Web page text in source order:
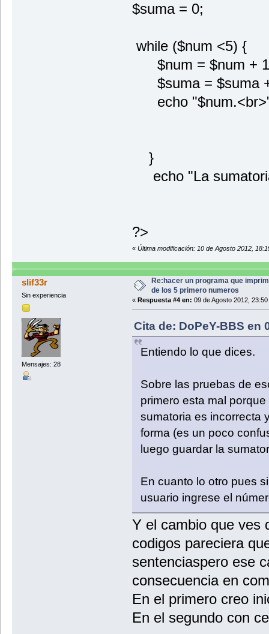
$suma = 0;
while ($num <5) {
$num = $num +
$suma = $suma
echo
}
echo "La
?>
« Última modificación: 10 de Agosto 2012,
slif33r
Sin experiencia
Mensajes: 28
Re:hacer un programa que
de los 5 primero numeros
« Respuesta #4 en: 09 de Agosto 2012, 23:50
Cita de: DoPeY-BBS en
Entiendo lo que dices.
Sobre las pruebas de
primero esta mal
sumatoria es incorrecta
forma (es un poco
luego guardar la
En cuanto lo otro pues
usuario ingrese el
Y el cambio que ves
codigos pareciera
sentenciaspero ese
consecuencia en
En el primero creo
En el segundo con